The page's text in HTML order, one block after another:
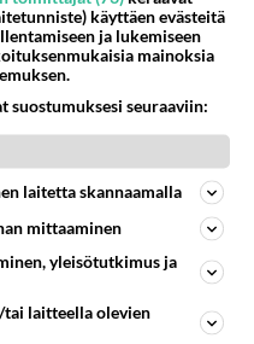
53
786
77
käyttäen evästeitä
ja lukemiseen
mainoksia
suostumuksesi seuraaviin:
laitetta skannaamalla
mittaaminen
yleisötutkimus ja
laitteella olevien